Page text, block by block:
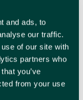
and ads, to
our traffic.
of our site with
partners who
you’ve
from your use